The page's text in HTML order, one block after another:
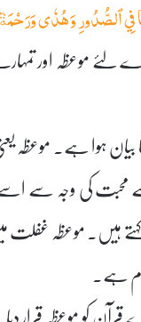
وَهُدٗى وَرَحۡمَةٞ
موعظہ اور
ہوا ہے۔ موعظہ یعنی
سے محبت کی وجہ
ہیں۔ موعظہ غفلت
ہے۔